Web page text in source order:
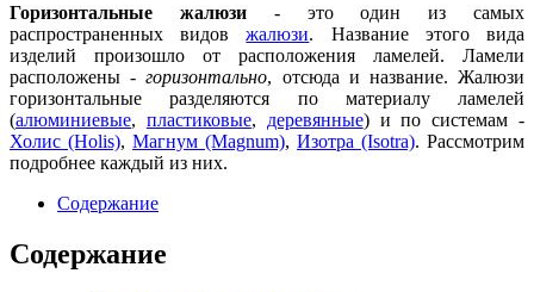
Горизонтальные жалюзи- это один из самых
распространенных видовжалюзи. Название этого вида
изделий произошло от расположения ламелей. Ламели
расположены -горизонтально, отсюда и название. Жалюзи
горизонтальные разделяются по материалу ламелей
(алюминиевые, пластиковые, деревянные) и по системам -
Холис (Holis), Магнум (Magnum), Изотра (Isotra). Рассмотрим
подробнее каждый из них.
Содержание
Содержание